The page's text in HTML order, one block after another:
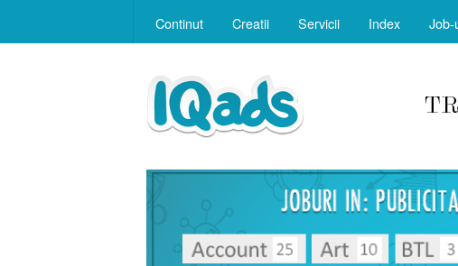
Continut Creatii Servicii Index Job-